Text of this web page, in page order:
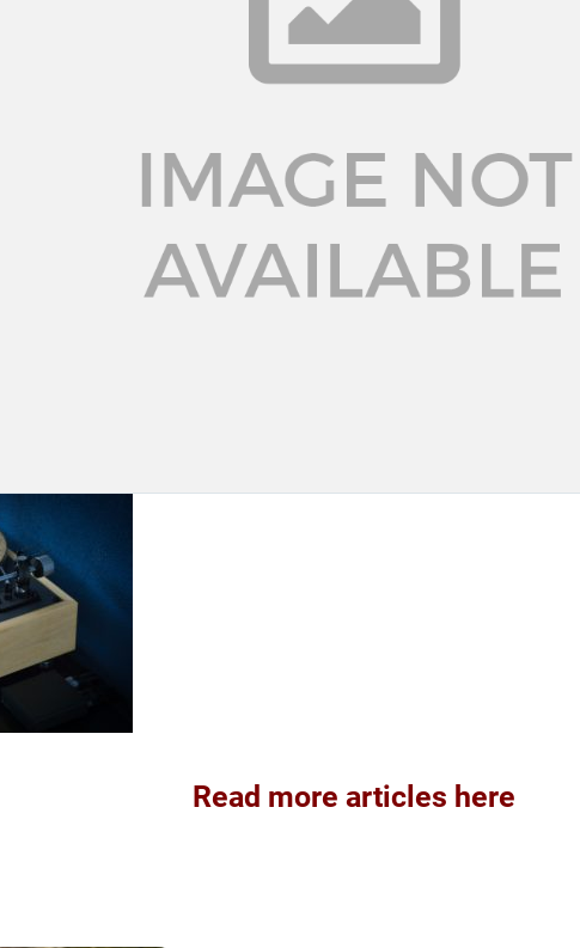
Read more articles here